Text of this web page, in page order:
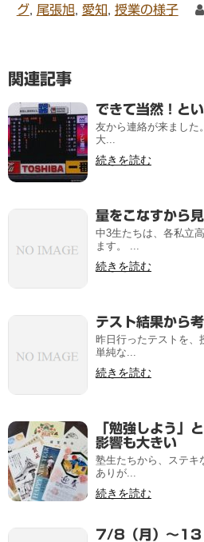
グ, 尾張旭, 愛知 授業の様子
関連記事
できて当然！と
友から連絡が来ました
大...
続きを読む
量をこなすから
中3生たちは、各私立
ます。 ...
続きを読む
テスト結果から
昨日行ったテストを、
単純な...
続きを読む
「勉強しよう」
影響も大きい
塾生たちから、ステ
ありが...
続きを読む
7/8（月）～13